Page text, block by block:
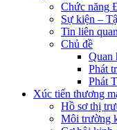
Chức năng
Sự kiện –
Tin liên quan
Chủ đề
Quan
Phát
Phát
Xúc tiến thương
Hồ sơ thị
Môi trường